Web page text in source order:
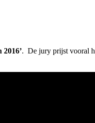
2016’. De jury prijst vooral